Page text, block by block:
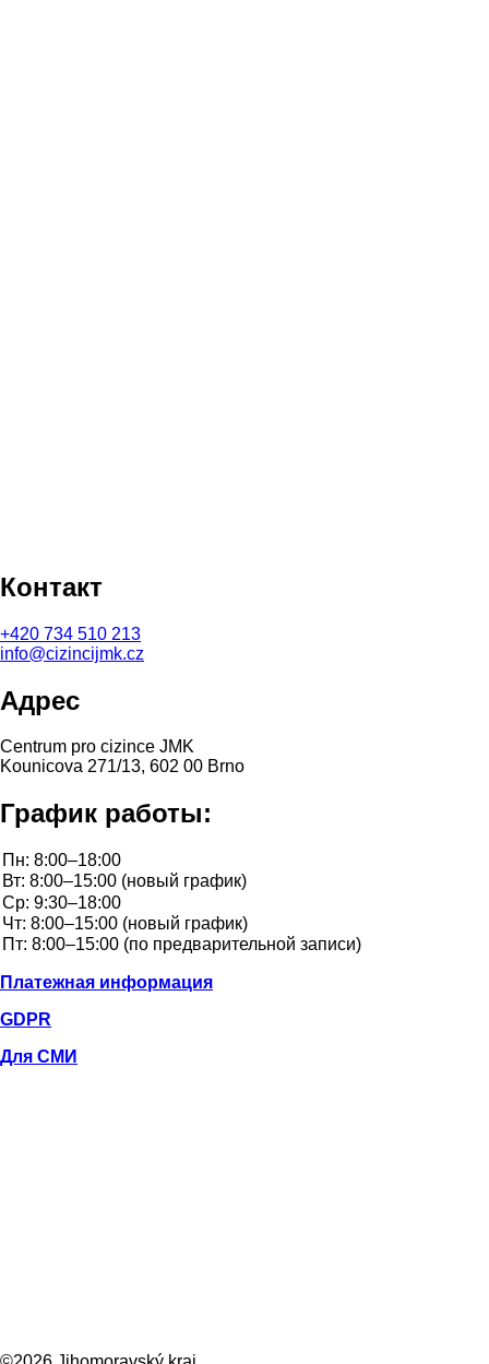
Контакт
+420 734 510 213
info@cizincijmk.cz
Адрес
Centrum pro cizince JMK
Kounicova 271/13, 602 00 Brno
График работы:
Платежная информация
GDPR
Для СМИ